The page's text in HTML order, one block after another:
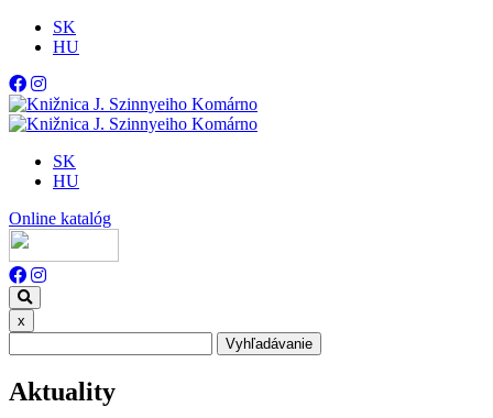
SK
HU
SK
HU
Online katalóg
x
Vyhľadávanie
Aktuality